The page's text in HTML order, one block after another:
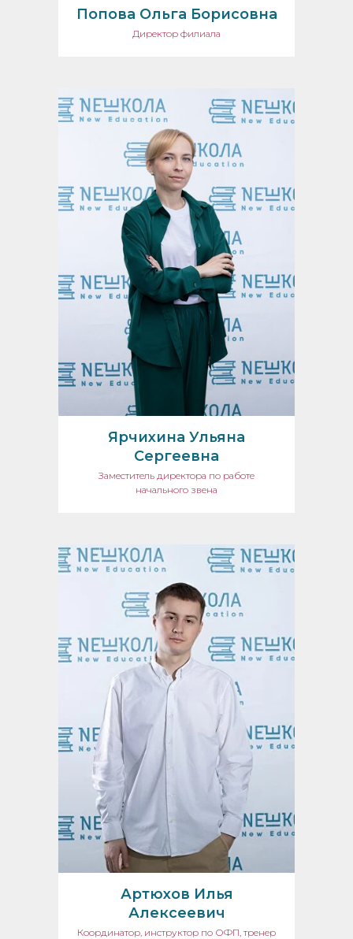
Попова Ольга Борисовна
Директор филиала
Ярчихина Ульяна
Сергеевна
Заместитель директора по работе
начального звена
Артюхов Илья
Алексеевич
Координатор, инструктор по ОФП, тренер